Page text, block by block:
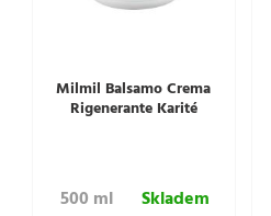
Milmil Balsamo Crema
Rigenerante Karité
500 ml Skladem